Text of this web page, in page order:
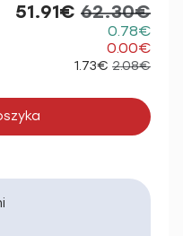
51.91€ 62.30€
0.78€
0.00€
1.73€ 2.08€